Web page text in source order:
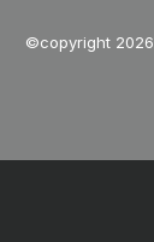
©copyright 2026